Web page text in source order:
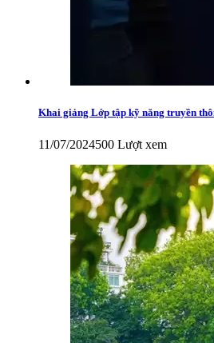
Khai giảng Lớp tập kỹ năng truyền
11/07/2024500 Lượt xem